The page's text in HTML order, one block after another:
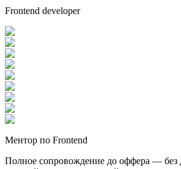
Frontend developer
Ментор по Frontend
Полное сопровождение до оффера — без